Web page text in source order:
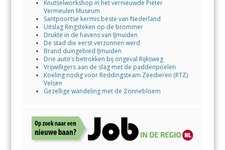
Knutselworkshop in het vernieuwde Pieter
Vermeulen Museum
Santpoortse kermis beste van Nederland
Uitslag Ringsteken op de brommer
Drukte in de havens van IJmuiden
De stad die eerst verzonnen werd
Brand duingebied IJmuiden
Drie auto’s betrokken bij ongeval Rijksweg
Vrijwilligers aan de slag met de paddenpoelen
Koeling nodig voor Reddingsteam Zeedieren (RTZ)
Velsen
Gezellige wandeling met de Zonnebloem